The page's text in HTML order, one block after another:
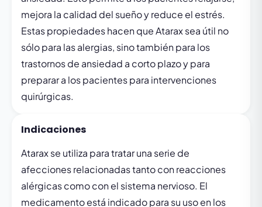
mejora la calidad del sueño y reduce el estrés.
Estas propiedades hacen que Atarax sea útil no
sólo para las alergias, sino también para los
trastornos de ansiedad a corto plazo y para
preparar a los pacientes para intervenciones
quirúrgicas.
Indicaciones
Atarax se utiliza para tratar una serie de
afecciones relacionadas tanto con reacciones
alérgicas como con el sistema nervioso. El
medicamento está indicado para su uso en los